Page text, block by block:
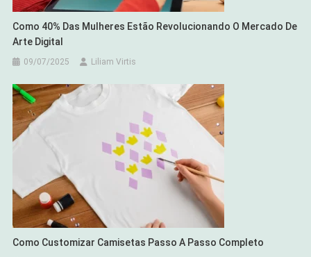
Como 40% Das Mulheres Estão Revolucionando O Mercado De
Arte Digital
09/07/2025 Liliam Virtis
Como Customizar Camisetas Passo A Passo Completo